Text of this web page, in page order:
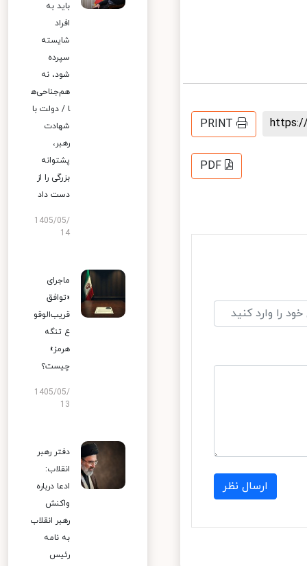
PRINT
PDF
ارسال نظر
باید به
افراد
شایسته
سپرده
شود، نه
هم‌جناحی‌ه
ا / دولت با
شهادت
رهبر،
پشتوانه
بزرگی را از
دست داد
1405/05/
14
ماجرای
«توافق
قریب‌الوقو
ع تنگه
هرمز»
چیست؟
1405/05/
13
دفتر رهبر
انقلاب:
ادعا درباره
واکنش
رهبر انقلاب
به نامه
رئیس